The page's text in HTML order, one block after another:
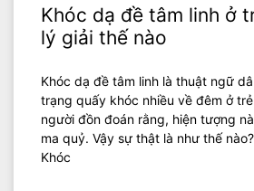
Khóc dạ đề tâm linh ở
lý giải thế nào
Khóc dạ đề tâm linh là thuật ngữ
trạng quấy khóc nhiều về đêm ở
người đồn đoán rằng, hiện tượng
ma quỷ. Vậy sự thật là như thế
Khóc